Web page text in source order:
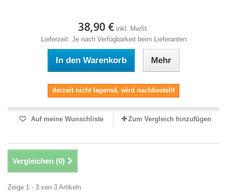
38,90 € inkl. MwSt.
Lieferzeit: Je nach Verfügbarkeit beim Lieferanten
In den Warenkorb Mehr
derzeit nicht lagernd, wird nachbestellt
Auf meine Wunschliste Zum Vergleich hinzufügen
Vergleichen (0)
Zeige 1 - 3 von 3 Artikeln